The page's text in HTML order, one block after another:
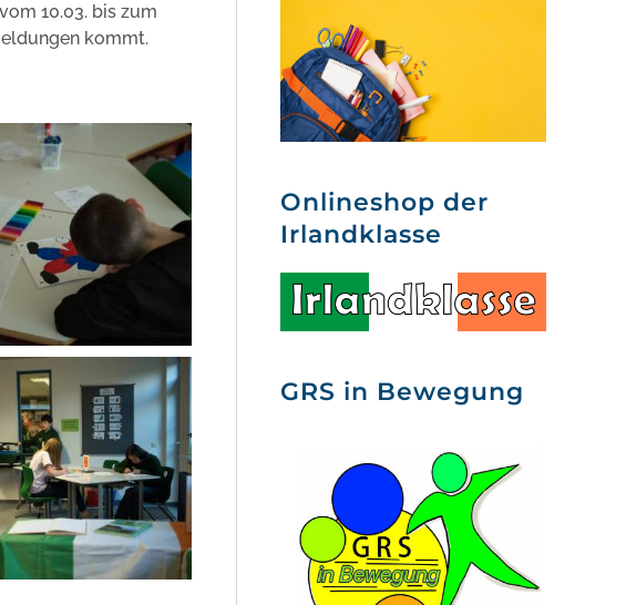
10.03. bis zum
kommt.
Onlineshop der
Irlandklasse
GRS in Bewegung